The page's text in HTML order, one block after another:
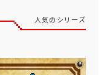
人気のシリーズ